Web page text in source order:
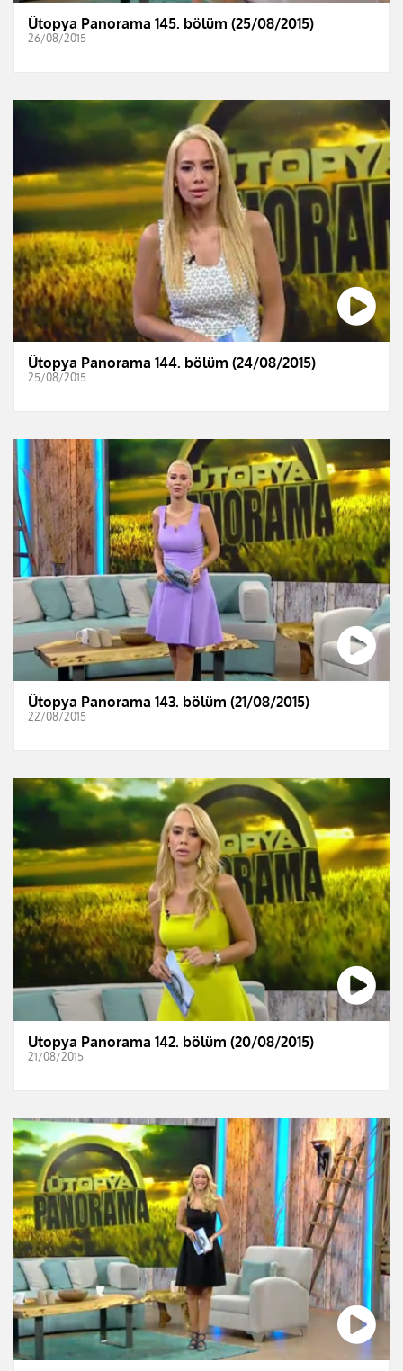
Ütopya Panorama 145. bölüm (25/08/2015)
26/08/2015
Ütopya Panorama 144. bölüm (24/08/2015)
25/08/2015
Ütopya Panorama 143. bölüm (21/08/2015)
22/08/2015
Ütopya Panorama 142. bölüm (20/08/2015)
21/08/2015